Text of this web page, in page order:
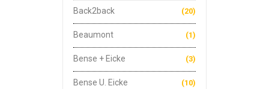
Back2back (20)
Beaumont (1)
Bense + Eicke (3)
Bense U. Eicke (10)